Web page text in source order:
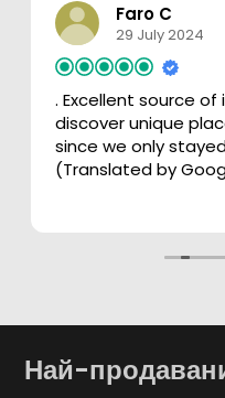
Faro C
29 July 2024
. Excellent source
discover unique
since we only
(Translated by
Най-